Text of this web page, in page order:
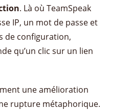
. Là où TeamSpeak
IP, un mot de passe et
de configuration,
qu’un clic sur un lien
une amélioration
rupture métaphorique.